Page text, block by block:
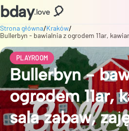
bday.love 🎈
Strona główna/Kraków/
Bullerbyn - bawialnia z ogrodem 11ar,
PLAYROOM
Bullerbyn -
ogrodem 11ar,
sala zabaw,